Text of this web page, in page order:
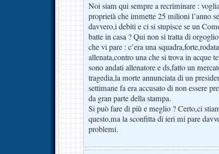
Noi siam qui sempre a recriminare :
proprietà che immette 25 milioni l’anno
davvero,i debiti e ci si stupisce se un
batte in casa ? Qui non si tratta di
che vi pare : c’era una
allenata,contro una che si trova in acque
sono andati allenatore e ds,fatto un
tragedia,la morte annunciata di un
settimane fa era accusato di non essere
da gran parte della stampa.
Si può fare di più e meglio ? Certo,ci
questo,ma la sconfitta di ieri mi pare
problemi.